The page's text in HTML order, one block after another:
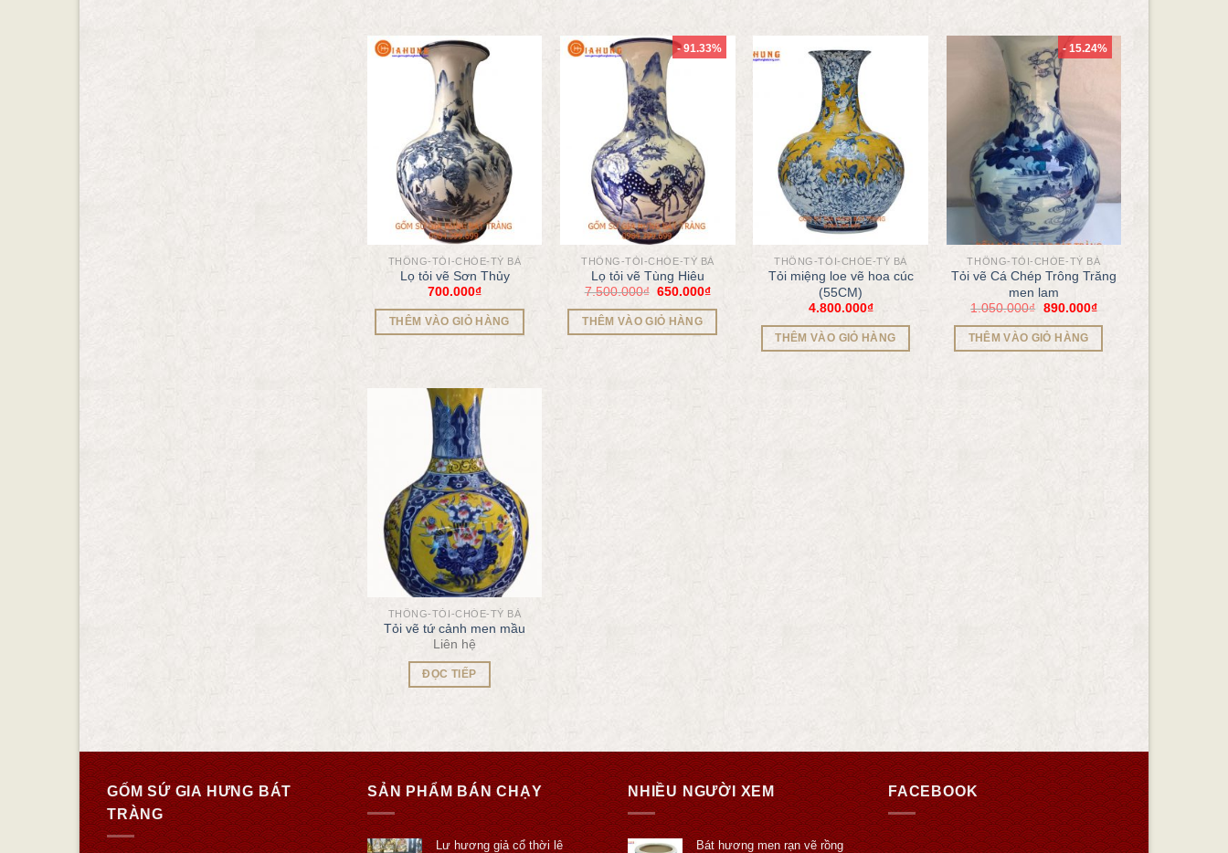
THỐNG-TỎI-CHÓE-TỲ BÀ
Lọ tỏi vẽ Sơn Thủy
700.000₫
THÊM VÀO GIỎ HÀNG
- 91.33%
THỐNG-TỎI-CHÓE-TỲ BÀ
Lọ tỏi vẽ Tùng Hiêu
7.500.000₫ 650.000₫
THÊM VÀO GIỎ HÀNG
THỐNG-TỎI-CHÓE-TỲ BÀ
Tỏi miệng loe vẽ hoa cúc
(55CM)
4.800.000₫
THÊM VÀO GIỎ HÀNG
- 15.24%
THỐNG-TỎI-CHÓE-TỲ BÀ
Tỏi vẽ Cá Chép Trông Trăng
men lam
1.050.000₫ 890.000₫
THÊM VÀO GIỎ HÀNG
THỐNG-TỎI-CHÓE-TỲ BÀ
Tỏi vẽ tứ cảnh men mầu
Liên hệ
ĐỌC TIẾP
GỐM SỨ GIA HƯNG BÁT
TRÀNG
SẢN PHẨM BÁN CHẠY
Lư hương giả cổ thời lê
NHIỀU NGƯỜI XEM
Bát hương men rạn vẽ rồng
FACEBOOK